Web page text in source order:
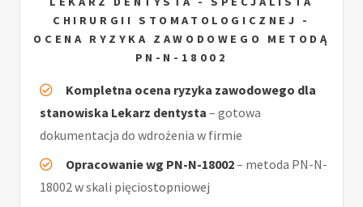
CHIRURGII STOMATOLOGICZNEJ -
OCENA RYZYKA ZAWODOWEGO METODĄ
PN-N-18002
Kompletna ocena ryzyka zawodowego dla
stanowiska Lekarz dentysta – gotowa
dokumentacja do wdrożenia w firmie
Opracowanie wg PN-N-18002– metoda PN-N-
18002 w skali pięciostopniowej